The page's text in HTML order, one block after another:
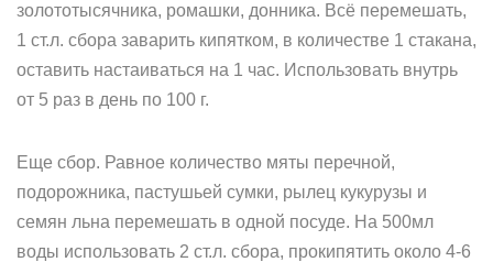
золототысячника, ромашки, донника. Всё перемешать,
1 ст.л. сбора заварить кипятком, в количестве 1 стакана,
оставить настаиваться на 1 час. Использовать внутрь
от 5 раз в день по 100 г.
Еще сбор. Равное количество мяты перечной,
подорожника, пастушьей сумки, рылец кукурузы и
семян льна перемешать в одной посуде. На 500мл
воды использовать 2 ст.л. сбора, прокипятить около 4-6